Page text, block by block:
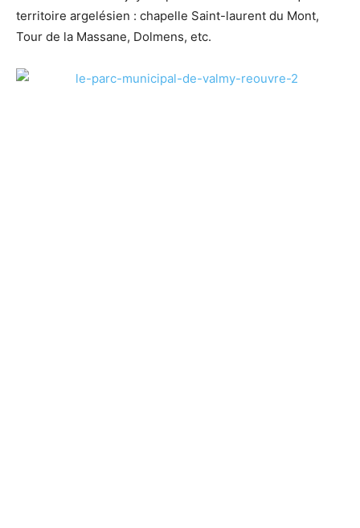
territoire argelésien : chapelle Saint-laurent du Mont,
Tour de la Massane, Dolmens, etc.